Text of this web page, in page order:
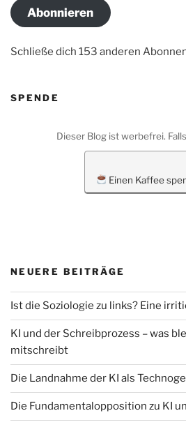
Abonnieren
Schließe dich 153 anderen
SPENDE
Dieser Blog ist werbefrei.
Einen Kaffee
NEUERE BEITRÄGE
Ist die Soziologie zu links? Eine
KI und der Schreibprozess – was
mitschreibt
Die Landnahme der KI als
Die Fundamentalopposition zu KI